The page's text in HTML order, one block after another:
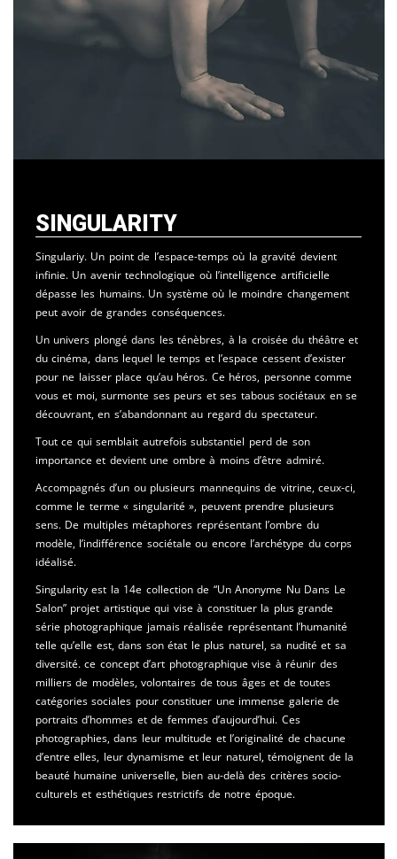
Singularity
Singulariy. Un point de l’espace-temps où la gravité devient
infinie. Un avenir technologique où l’intelligence artificielle
dépasse les humains. Un système où le moindre changement
peut avoir de grandes conséquences.
Un univers plongé dans les ténèbres, à la croisée du théâtre et
du cinéma, dans lequel le temps et l’espace cessent d’exister
pour ne laisser place qu’au héros. Ce héros, personne comme
vous et moi, surmonte ses peurs et ses tabous sociétaux en se
découvrant, en s’abandonnant au regard du spectateur.
Tout ce qui semblait autrefois substantiel perd de son
importance et devient une ombre à moins d’être admiré.
Accompagnés d’un ou plusieurs mannequins de vitrine, ceux-ci,
comme le terme « singularité », peuvent prendre plusieurs
sens. De multiples métaphores représentant l’ombre du
modèle, l’indifférence sociétale ou encore l’archétype du corps
idéalisé.
Singularity est la 14e collection de “Un Anonyme Nu Dans Le
Salon” projet artistique qui vise à constituer la plus grande
série photographique jamais réalisée représentant l’humanité
telle qu’elle est, dans son état le plus naturel, sa nudité et sa
diversité. ce concept d’art photographique vise à réunir des
milliers de modèles, volontaires de tous âges et de toutes
catégories sociales pour constituer une immense galerie de
portraits d’hommes et de femmes d’aujourd’hui. Ces
photographies, dans leur multitude et l’originalité de chacune
d’entre elles, leur dynamisme et leur naturel, témoignent de la
beauté humaine universelle, bien au-delà des critères socio-
culturels et esthétiques restrictifs de notre époque.